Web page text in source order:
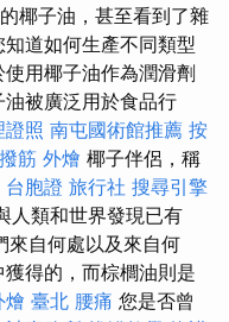
椰子油，甚至看到了雜
道如何生產不同類型
用椰子油作為潤滑劑
被廣泛用於食品行
證照 南屯國術館推薦 按
筋 外燴 椰子伴侶，稱
台胞證 旅行社 搜尋引擎
人類和世界發現已有
來自何處以及來自何
得的，而棕櫚油則是
燴 臺北 腰痛 您是否曾